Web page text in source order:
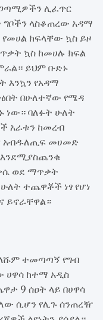
ሊፈጥር
ላስቆጠረው አዳማ
ክፍላቸው ኳስ ይዞ
ኳስ ከመሀሉ ክፍል
ይህም ቡድኑ
እንኳን የአዳማ
በሁለተኛው የሜዳ
ነው። ባለፉት ሁለት
አራቱን ከመረብ
አብዱለጢፍ መሀመድ
ወደ ማጥቃት
ተጨዋቾች ነፃ የሆነ
ይኖራቸዋል።
ተመጣጣኝ የግብ
ሀዋሳ ከተማ አዲስ
9 ሰዐት ላይ በሀዋሳ
ሲሆን የሊጉ ሰንጠረዥ